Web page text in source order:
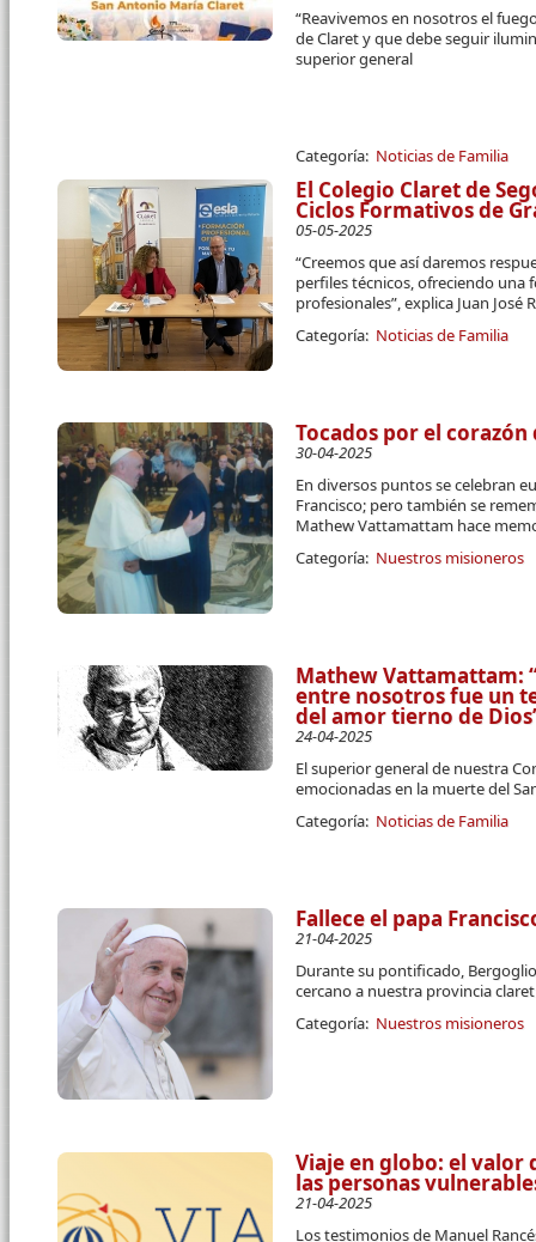
“Reavivemos en nosotros el
de Claret y que debe seguir
superior general
Categoría: Noticias de Familia
El Colegio Claret de
Ciclos Formativos de
05-05-2025
“Creemos que así daremos
perfiles técnicos, ofreciendo una
profesionales”, explica Juan José
Categoría: Noticias de Familia
Tocados por el
30-04-2025
En diversos puntos se celebran
Francisco; pero también se
Mathew Vattamattam hace
Categoría: Nuestros misioneros
Mathew Vattamattam:
entre nosotros fue un
del amor tierno de
24-04-2025
El superior general de nuestra
emocionadas en la muerte del
Categoría: Noticias de Familia
Fallece el papa
21-04-2025
Durante su pontificado,
cercano a nuestra provincia
Categoría: Nuestros misioneros
Viaje en globo: el valor
las personas
21-04-2025
Los testimonios de Manuel